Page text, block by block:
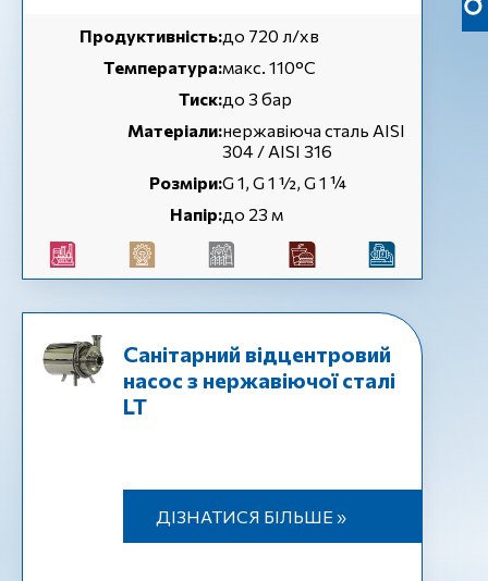
Продуктивність:до 720 л/хв
Температура:макс. 110°C
Тиск:до 3 бар
Матеріали:нержавіюча сталь AISI
304 / AISI 316
Розміри:G 1, G 1 ½, G 1 ¼
Напір:до 23 м
Санітарний відцентровий
насос з нержавіючої сталі
LT
ДІЗНАТИСЯ БІЛЬШЕ »